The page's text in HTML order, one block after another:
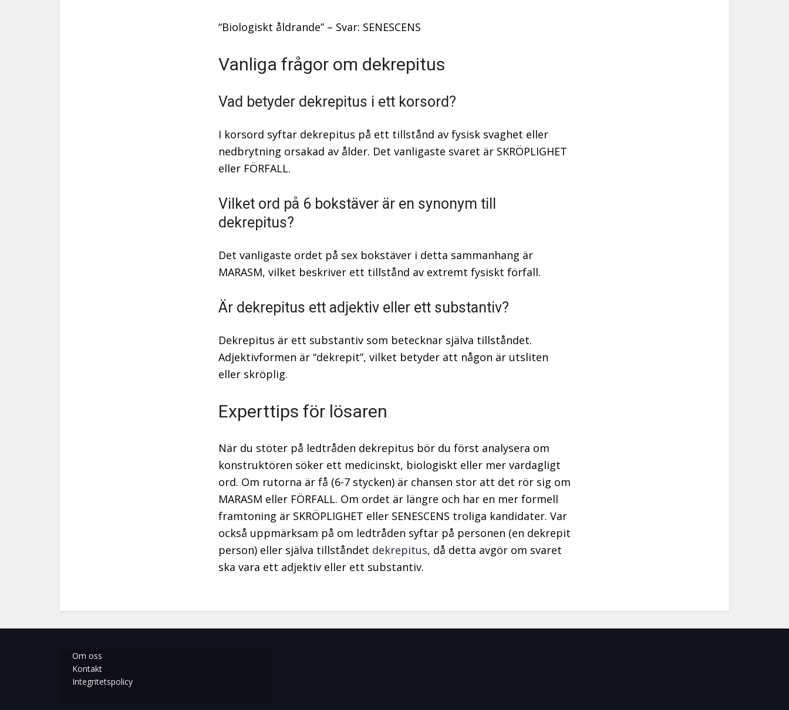
“Biologiskt åldrande” – Svar: SENESCENS
Vanliga frågor om dekrepitus
Vad betyder dekrepitus i ett korsord?
I korsord syftar dekrepitus på ett tillstånd av fysisk svaghet eller
nedbrytning orsakad av ålder. Det vanligaste svaret är SKRÖPLIGHET
eller FÖRFALL.
Vilket ord på 6 bokstäver är en synonym till
dekrepitus?
Det vanligaste ordet på sex bokstäver i detta sammanhang är
MARASM, vilket beskriver ett tillstånd av extremt fysiskt förfall.
Är dekrepitus ett adjektiv eller ett substantiv?
Dekrepitus är ett substantiv som betecknar själva tillståndet.
Adjektivformen är “dekrepit”, vilket betyder att någon är utsliten
eller skröplig.
Experttips för lösaren
När du stöter på ledtråden dekrepitus bör du först analysera om
konstruktören söker ett medicinskt, biologiskt eller mer vardagligt
ord. Om rutorna är få (6-7 stycken) är chansen stor att det rör sig om
MARASM eller FÖRFALL. Om ordet är längre och har en mer formell
framtoning är SKRÖPLIGHET eller SENESCENS troliga kandidater. Var
också uppmärksam på om ledtråden syftar på personen (en dekrepit
person) eller själva tillståndet dekrepitus, då detta avgör om svaret
ska vara ett adjektiv eller ett substantiv.
Om oss
Kontakt
Integritetspolicy